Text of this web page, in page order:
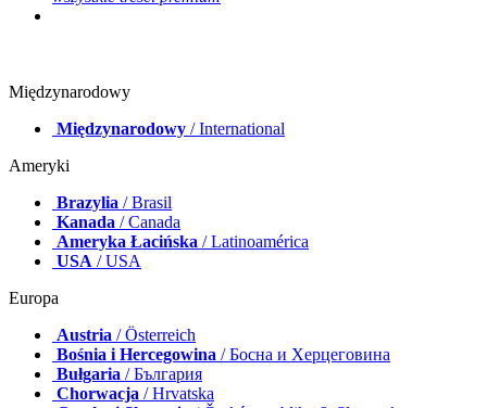
Międzynarodowy
Międzynarodowy / International
Ameryki
Brazylia / Brasil
Kanada / Canada
Ameryka Łacińska / Latinoamérica
USA / USA
Europa
Austria / Österreich
Bośnia i Hercegowina / Босна и Херцеговина
Bułgaria / България
Chorwacja / Hrvatska